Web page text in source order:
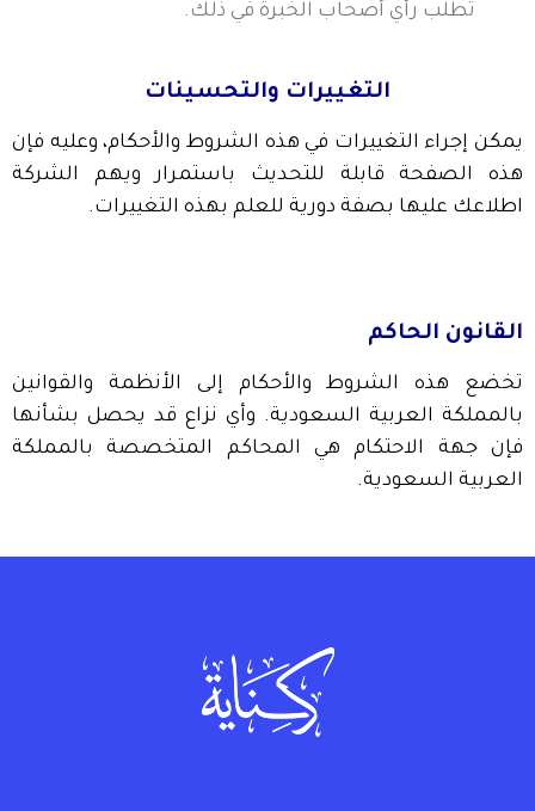
تطلب رأي أصحاب الخبرة في ذلك.
التغييرات والتحسينات
يمكن إجراء التغييرات في هذه الشروط والأحكام، وعليه فإن
هذه الصفحة قابلة للتحديث باستمرار ويهم الشركة
اطلاعك عليها بصفة دورية للعلم بهذه التغييرات.
القانون الحاكم
تخضع هذه الشروط والأحكام إلى الأنظمة والقوانين
بالمملكة العربية السعودية. وأي نزاع قد يحصل بشأنها
فإن جهة الاحتكام هي المحاكم المتخصصة بالمملكة
العربية السعودية.